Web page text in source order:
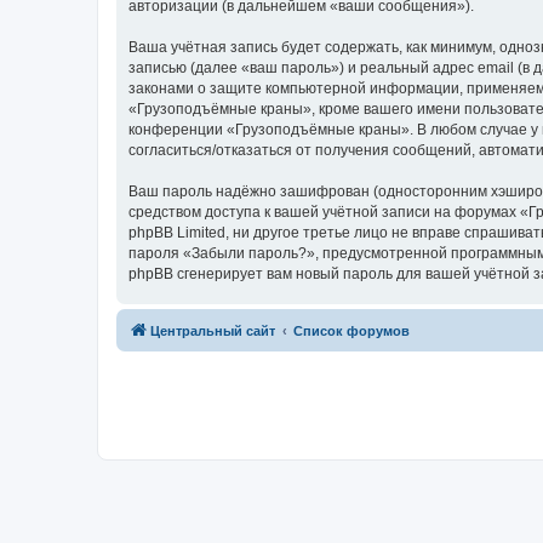
авторизации (в дальнейшем «ваши сообщения»).
Ваша учётная запись будет содержать, как минимум,
записью (далее «ваш пароль») и реальный адрес email
законами о защите компьютерной информации,
«Грузоподъёмные краны», кроме вашего имени
конференции «Грузоподъёмные краны». В любом случае у
согласиться/отказаться от получения сообщений,
Ваш пароль надёжно зашифрован (односторонним
средством доступа к вашей учётной записи на форумах
phpBB Limited, ни другое третье лицо не вправе
пароля «Забыли пароль?», предусмотренной
phpBB сгенерирует вам новый пароль для вашей учётной
Центральный сайт Список форумов